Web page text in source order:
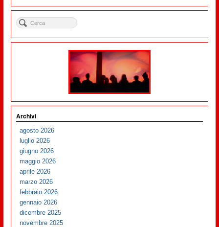
Archivi
agosto 2026
luglio 2026
giugno 2026
maggio 2026
aprile 2026
marzo 2026
febbraio 2026
gennaio 2026
dicembre 2025
novembre 2025